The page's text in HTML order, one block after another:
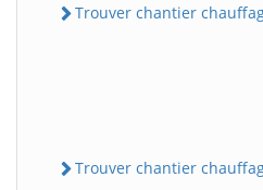
Trouver chantier
Trouver chantier